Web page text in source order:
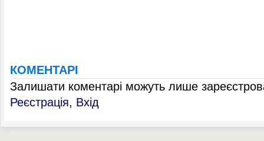
КОМЕНТАРІ
Залишати коментарі можуть лише
Реєстрація, Вхід